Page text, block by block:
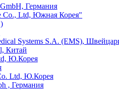
Германия
Co., Ltd, Южная Корея"
Systems S.A. (EMS),
Китай
Ю.Корея
Ltd, Ю.Корея
, Германия